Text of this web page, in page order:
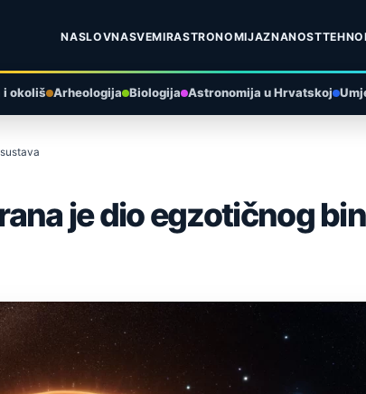
NASLOVNASVEMIRASTRONOMIJAZNANOST
i okoliš Arheologija Biologija Astronomija u Hrvatskoj
je dio egzotičnog